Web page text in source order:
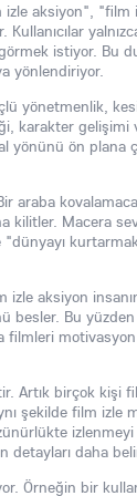
izle aksiyon",
istiyor. Bu
yönlendiriyor.
yönetmenlik,
karakter gelişimi
ön plana
araba
kilitler. Macera
"dünyayı
aksiyon
Bu
Artık birçok kişi
şekilde film izle
detayları daha
Örneğin bir